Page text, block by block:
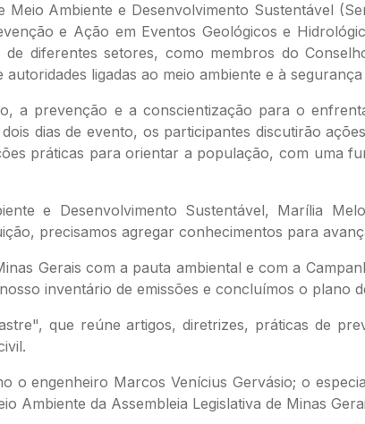
Ambiente e Desenvolvimento Sustentável
e Ação em Eventos Geológicos e
diferentes setores, como membros do
ligadas ao meio ambiente e à
a prevenção e a conscientização para o
dias de evento, os participantes discutirão
práticas para orientar a população, com uma
e Desenvolvimento Sustentável, Marília
precisamos agregar conhecimentos para
Gerais com a pauta ambiental e com a
inventário de emissões e concluímos o plano
que reúne artigos, diretrizes, práticas de
engenheiro Marcos Venícius Gervásio; o
Ambiente da Assembleia Legislativa de Minas